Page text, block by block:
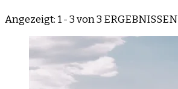
Angezeigt: 1 - 3 von 3 ERGEBNISSEN